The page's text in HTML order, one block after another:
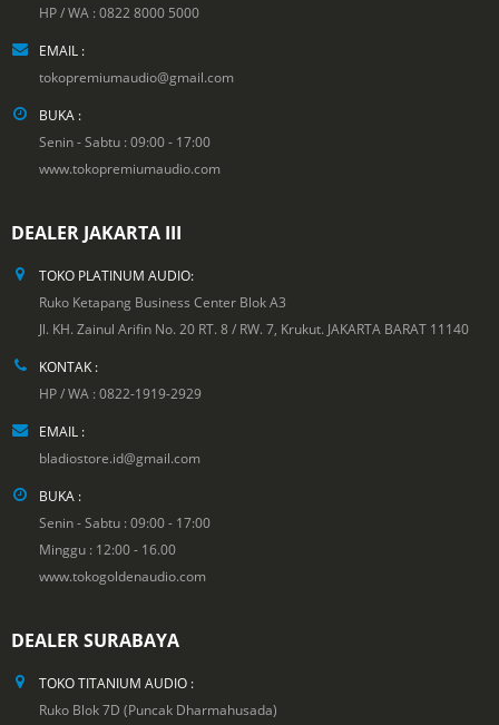
HP / WA : 0822 8000 5000
EMAIL :
tokopremiumaudio@gmail.com
BUKA :
Senin - Sabtu : 09:00 - 17:00
www.tokopremiumaudio.com
DEALER JAKARTA III
TOKO PLATINUM AUDIO:
Ruko Ketapang Business Center Blok A3
Jl. KH. Zainul Arifin No. 20 RT. 8 / RW. 7, Krukut. JAKARTA BARAT 11140
KONTAK :
HP / WA : 0822-1919-2929
EMAIL :
bladiostore.id@gmail.com
BUKA :
Senin - Sabtu : 09:00 - 17:00
Minggu : 12:00 - 16.00
www.tokogoldenaudio.com
DEALER SURABAYA
TOKO TITANIUM AUDIO :
Ruko Blok 7D (Puncak Dharmahusada)